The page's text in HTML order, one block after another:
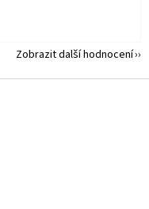
Zobrazit další hodnocení